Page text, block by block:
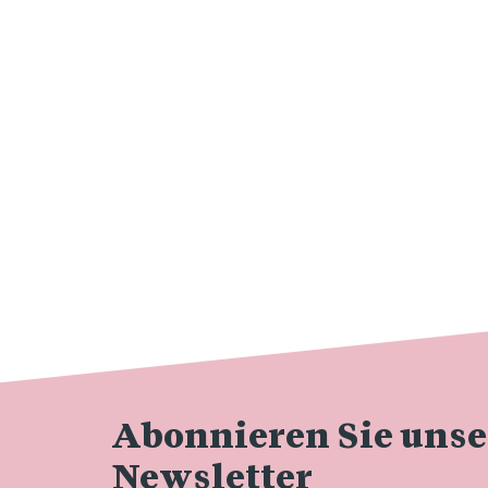
Abonnieren Sie
Newsletter